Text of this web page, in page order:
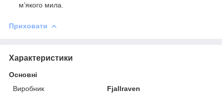
м’якого мила.
Приховати
Характеристики
Основні
Виробник
Fjallraven